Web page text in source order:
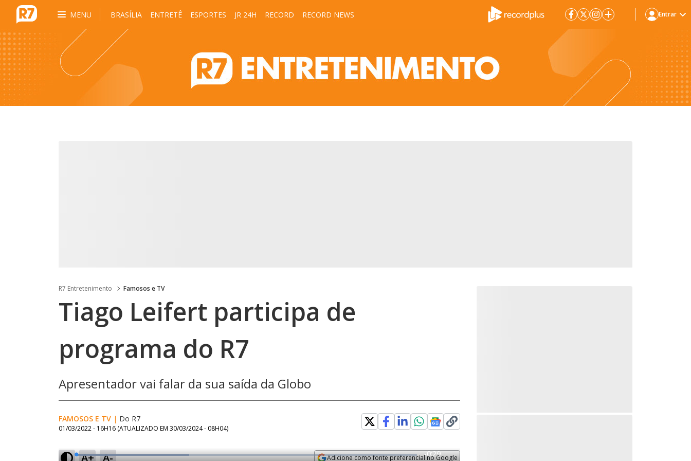
MENU BRASÍLIA ENTRETÊ ESPORTES JR 24H RECORD RECORD NEWS Entrar
R7 Entretenimento Famosos e TV
Tiago Leifert participa de
programa do R7
Apresentador vai falar da sua saída da Globo
FAMOSOS E TV | Do R7
01/03/2022 - 16H16 (ATUALIZADO EM 30/03/2024 - 08H04)
A+ A- Adicione como fonte preferencial no Google
L
R
-0:29